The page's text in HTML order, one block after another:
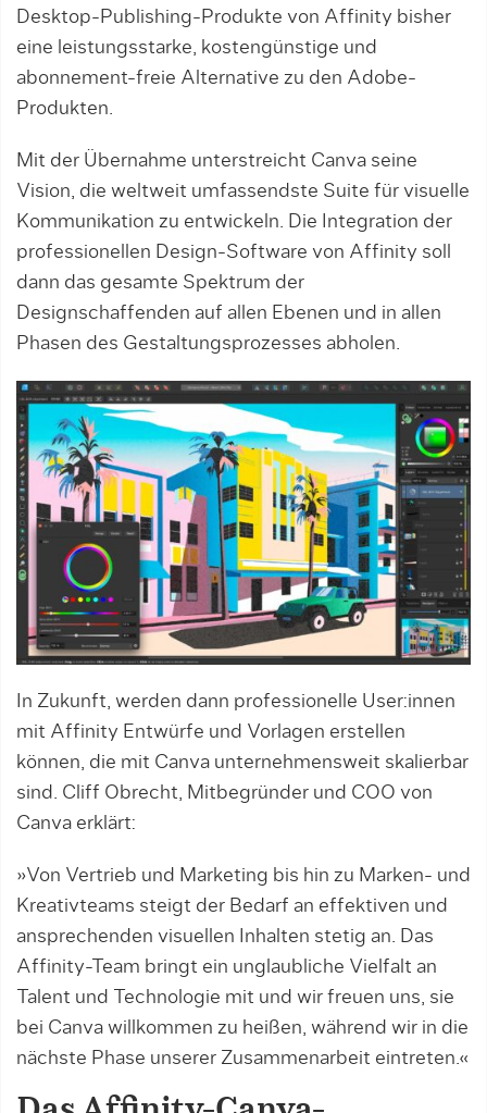
Desktop-Publishing-Produkte von Affinity bisher
eine leistungsstarke, kostengünstige und
abonnement-freie Alternative zu den Adobe-
Produkten.
Mit der Übernahme unterstreicht Canva seine
Vision, die weltweit umfassendste Suite für visuelle
Kommunikation zu entwickeln. Die Integration der
professionellen Design-Software von Affinity soll
dann das gesamte Spektrum der
Designschaffenden auf allen Ebenen und in allen
Phasen des Gestaltungsprozesses abholen.
In Zukunft, werden dann professionelle User:innen
mit Affinity Entwürfe und Vorlagen erstellen
können, die mit Canva unternehmensweit skalierbar
sind. Cliff Obrecht, Mitbegründer und COO von
Canva erklärt:
»Von Vertrieb und Marketing bis hin zu Marken- und
Kreativteams steigt der Bedarf an effektiven und
ansprechenden visuellen Inhalten stetig an. Das
Affinity-Team bringt ein unglaubliche Vielfalt an
Talent und Technologie mit und wir freuen uns, sie
bei Canva willkommen zu heißen, während wir in die
nächste Phase unserer Zusammenarbeit eintreten.«